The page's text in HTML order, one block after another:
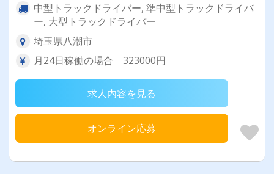
中型トラックドライバー, 準中型トラックドライバ
ー, 大型トラックドライバー
埼玉県八潮市
月24日稼働の場合 323000円
求人内容を見る
オンライン応募